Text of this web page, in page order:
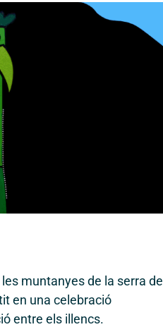
muntanyes de la serra de
en una celebració
entre els illencs.